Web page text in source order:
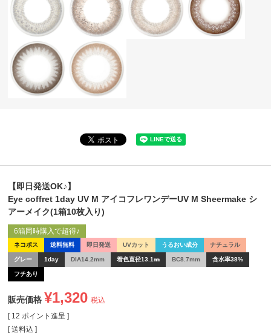
【即日発送OK♪】
Eye coffret 1day UV M アイコフレワンデーUV M Sheermake シ
アーメイク(1箱10枚入り)
ネコポス 送料無料 即日発送 UVカット うるおい成分 ナチュラル
グレー 1day DIA14.2mm 着色直径13.1㎜ BC8.7mm 含水率38%
フチあり
6箱同時購入で超得♪
販売価格 ¥1,320 税込
[ 12 ポイント進呈 ]
送料込